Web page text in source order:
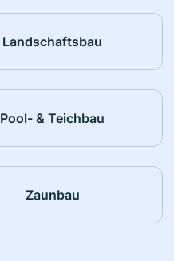
Landschaftsbau
Pool- & Teichbau
Zaunbau